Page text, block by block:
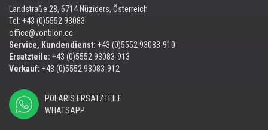
Landstraße 28, 6714 Nüziders, Österreich
Tel: +43 (0)5552 93083
office@vonblon.cc
Service, Kundendienst: +43 (0)5552 93083-910
Ersatzteile: +43 (0)5552 93083-913
Verkauf: +43 (0)5552 93083-912
POLARIS ERSATZTEILE
WHATSAPP